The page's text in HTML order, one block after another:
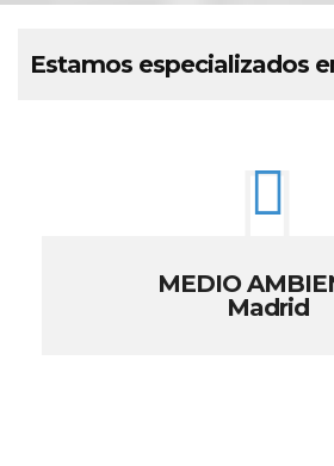
Estamos especializados
MEDIO
Madrid